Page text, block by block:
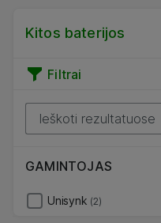
Kitos baterijos
Filtrai
GAMINTOJAS
Unisynk (2)